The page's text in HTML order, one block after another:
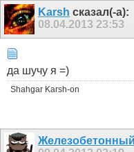
Karsh сказал(-а):
08.04.2013 23:53
да шучу я =)
Shahgar Karsh-on
Железобетонный